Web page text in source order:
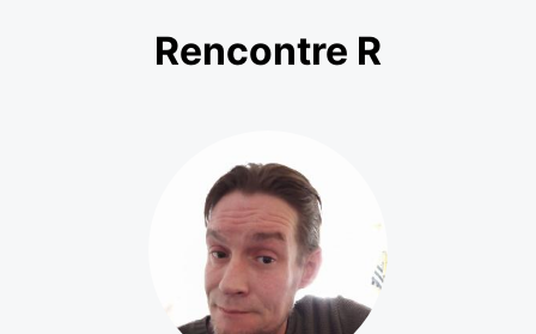
Rencontre R